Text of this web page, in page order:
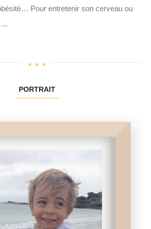
Pour entretenir son cerveau ou
PORTRAIT